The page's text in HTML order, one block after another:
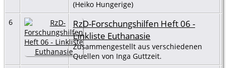
(Heiko Hungerige)
6
RzD-Forschungshilfen Heft 06 -
Linkliste Euthanasie
Zusammengestellt aus verschiedenen
Quellen von Inga Guttzeit.